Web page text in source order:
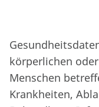
körperlichen
Menschen
Krankheiten,